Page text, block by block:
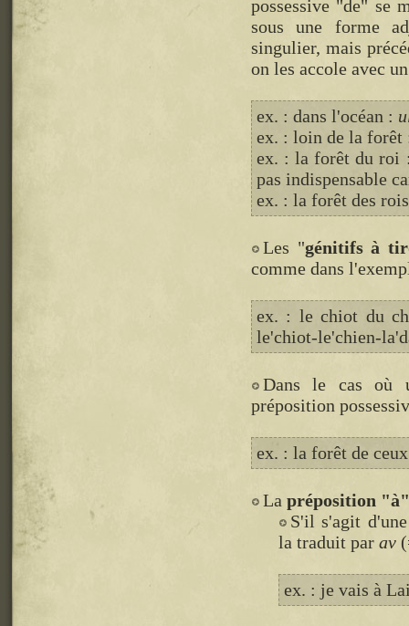
possessive "de" se
sous une forme
singulier, mais
on les accole avec
ex. : dans l'océan :
ex. : loin de la
ex. : la forêt du
pas indispensable
ex. : la forêt des
Les "génitifs à
comme dans
ex. : le chiot du
le'chiot-le'chien-
Dans le cas où
préposition
ex. : la forêt de
La préposition "à"
S'il s'agit
la traduit par av
ex. : je vais à